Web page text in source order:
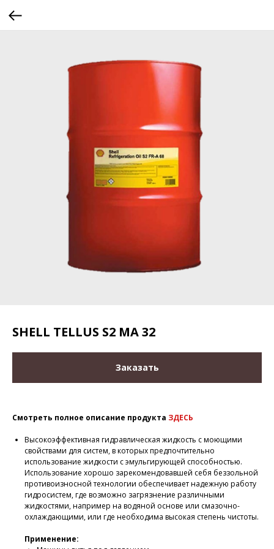
SHELL TELLUS S2 MA 32
Заказать
Смотреть полное описание продукта ЗДЕСЬ
Высокоэффективная гидравлическая жидкость с моющими
свойствами для систем, в которых предпочтительно
использование жидкости с эмульгирующей способностью.
Использование хорошо зарекомендовавшей себя беззольной
противоизносной технологии обеспечивает надежную работу
гидросистем, где возможно загрязнение различными
жидкостями, например на водяной основе или смазочно-
охлаждающими, или где необходима высокая степень чистоты.
Применение: